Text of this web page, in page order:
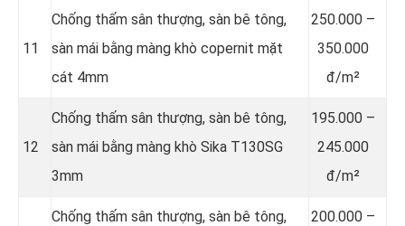
11
Chống thấm sân thượng, sàn bê tông,
sàn mái bằng màng khò copernit mặt
cát 4mm
250.000 –
350.000
đ/m²
12
Chống thấm sân thượng, sàn bê tông,
sàn mái bằng màng khò Sika T130SG
3mm
195.000 –
245.000
đ/m²
Chống thấm sân thượng, sàn bê tông,
200.000 –